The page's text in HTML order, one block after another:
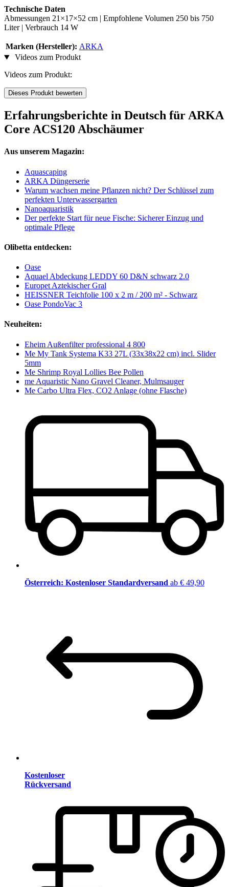
Technische Daten
Abmessungen 21×17×52 cm | Empfohlene Volumen 250 bis 750
Liter | Verbrauch 14 W
Marken (Hersteller): ARKA
Videos zum Produkt
Videos zum Produkt:
Dieses Produkt bewerten
Erfahrungsberichte in Deutsch für ARKA
Core ACS120 Abschäumer
Aus unserem Magazin:
Aquascaping
ARKA Düngerserie
Warum wachsen meine Pflanzen nicht? Der Schlüssel zum
perfekten Unterwassergarten
Nanoaquaristik
Der perfekte Start für neue Fische: Sicherer Einzug und
optimale Pflege
Olibetta entdecken:
Oase
Aquael Abdeckung LEDDY 60 D&N schwarz 2.0
Europet Aztekischer Gral
HEISSNER Teichfolie 100 x 2 m / 200 m² - Schwarz
Oase PondoVac 3
Neuheiten:
Eheim Außenfilter professional 4 800
Me My Tank Systema K33 27L (33x38x22 cm) incl. Slider
5mm
Me Shrimp Royal Lollies Bee Pollen
me Aquaristic Nano Gravel Cleaner, Mulmsauger
Me Carbo Ultra Flex, CO2 Anlage (ohne Flasche)
Österreich: Kostenloser Standardversand ab € 49,90
Kostenloser
Rückversand